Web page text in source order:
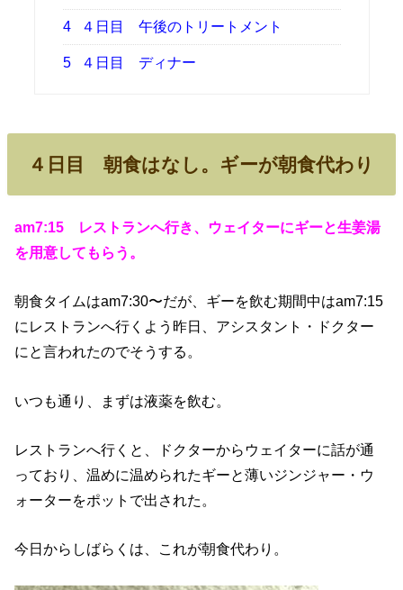
4 ４日目 午後のトリートメント
5 ４日目 ディナー
４日目 朝食はなし。ギーが朝食代わり
am7:15 レストランへ行き、ウェイターにギーと生姜湯
を用意してもらう。
朝食タイムはam7:30〜だが、ギーを飲む期間中はam7:15
にレストランへ行くよう昨日、アシスタント・ドクター
にと言われたのでそうする。
いつも通り、まずは液薬を飲む。
レストランへ行くと、ドクターからウェイターに話が通
っており、温めに温められたギーと薄いジンジャー・ウ
ォーターをポットで出された。
今日からしばらくは、これが朝食代わり。